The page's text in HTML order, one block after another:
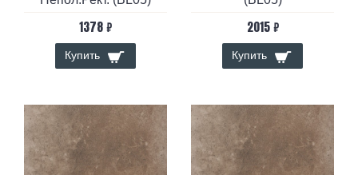
1378 ₽
Купить
2015 ₽
Купить